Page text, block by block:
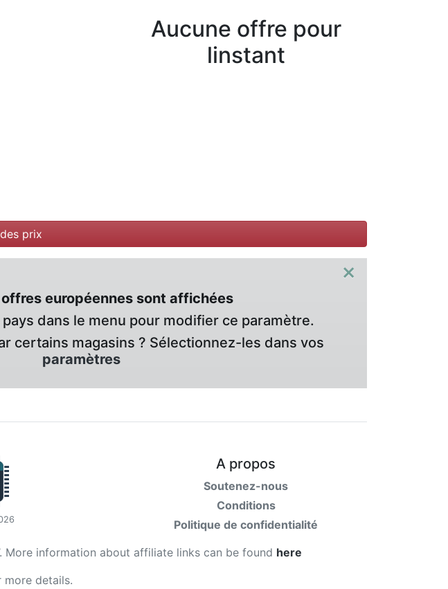
Aucune offre pour
linstant
prix
×
européennes sont affichées
dans le menu pour modifier ce paramètre.
certains magasins ? Sélectionnez-les dans vos
paramètres
A propos
Soutenez-nous
Conditions
Politique de confidentialité
More information about affiliate links can be found here
more details.